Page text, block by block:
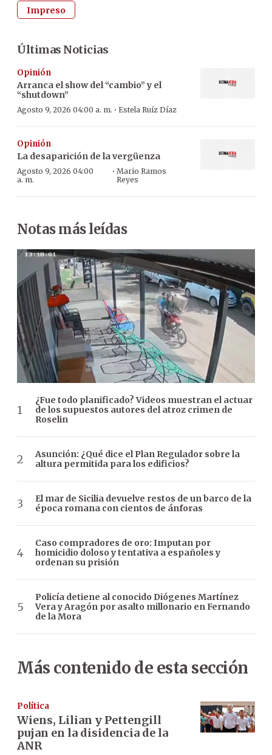
Impreso
Últimas Noticias
Opinión
Arranca el show del “cambio” y el
“shutdown”
Agosto 9, 2026 04:00 a. m. · Estela Ruíz Díaz
Opinión
La desaparición de la vergüenza
Agosto 9, 2026 04:00
a. m.
· Mario Ramos
Reyes
Notas más leídas
¿Fue todo planificado? Videos muestran el actuar
de los supuestos autores del atroz crimen de
Roselin
Asunción: ¿Qué dice el Plan Regulador sobre la
altura permitida para los edificios?
El mar de Sicilia devuelve restos de un barco de la
época romana con cientos de ánforas
Caso compradores de oro: Imputan por
homicidio doloso y tentativa a españoles y
ordenan su prisión
Policía detiene al conocido Diógenes Martínez
Vera y Aragón por asalto millonario en Fernando
de la Mora
Más contenido de esta sección
Política
Wiens, Lilian y Pettengill
pujan en la disidencia de la
ANR